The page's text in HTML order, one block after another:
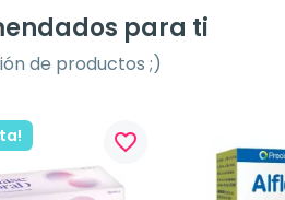
para ti
de productos ;)
favorite_border